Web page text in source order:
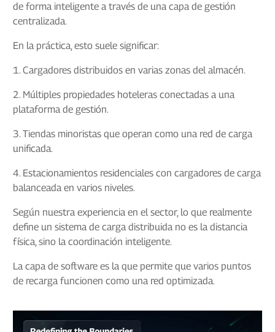
de forma inteligente a través de una capa de gestión
centralizada.
En la práctica, esto suele significar:
1. Cargadores distribuidos en varias zonas del almacén.
2. Múltiples propiedades hoteleras conectadas a una
plataforma de gestión.
3. Tiendas minoristas que operan como una red de carga
unificada.
4. Estacionamientos residenciales con cargadores de carga
balanceada en varios niveles.
Según nuestra experiencia en el sector, lo que realmente
define un sistema de carga distribuida no es la distancia
física, sino la coordinación inteligente.
La capa de software es la que permite que varios puntos
de recarga funcionen como una red optimizada.